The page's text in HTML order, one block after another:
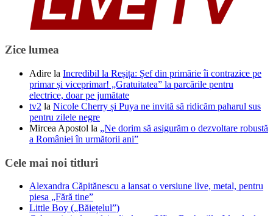
Zice lumea
Adire la Incredibil la Reșița: Șef din primărie îi contrazice pe
primar și viceprimar! „Gratuitatea” la parcările pentru
electrice, doar pe jumătate
tv2 la Nicole Cherry și Puya ne invită să ridicăm paharul sus
pentru zilele negre
Mircea Apostol la „Ne dorim să asigurăm o dezvoltare robustă
a României în următorii ani”
Cele mai noi titluri
Alexandra Căpitănescu a lansat o versiune live, metal, pentru
piesa „Fără tine”
Little Boy („Băiețelul”)